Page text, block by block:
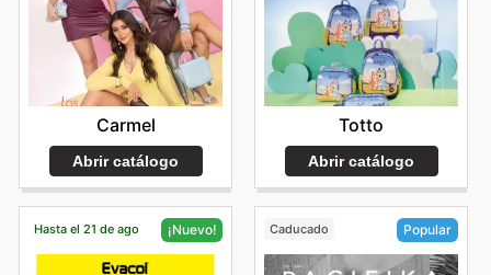
Carmel
Abrir catálogo
Totto
Abrir catálogo
Hasta el 21 de ago ¡Nuevo! Caducado Popular